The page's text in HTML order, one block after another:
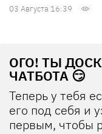
03 Августа 16:39
ОГО! ТЫ
ЧАТБОТА 😏
Теперь у тебя
его под себя и
первым, чтобы